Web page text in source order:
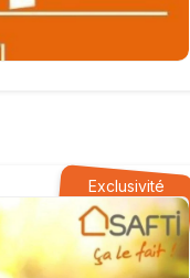
Exclusivité